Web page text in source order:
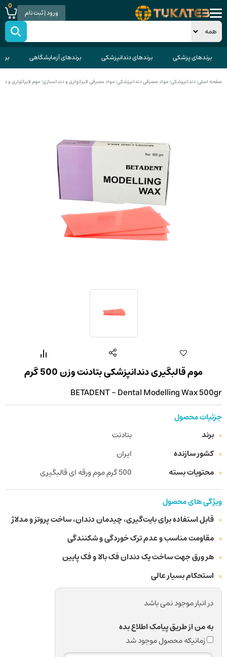
ورود | ثبت نام
0
برندهای پزشکی برندهای دندانپزشکی برندهای آزمایشگاهی
صفحه اصلی>دندانپزشکی>مواد مصرفی دندانپزشکی>مواد مصرفی لابراتواری و دندانسازی>موم لابراتواری و
موم قالبگیری دندانپزشکی بتادنت وزن 500 گرم
BETADENT - Dental Modelling Wax 500gr
جزئیات محصول
برند
بتادنت
کشور سازنده
ایران
محتویات بسته
500 گرم موم ورقه ای قالبگیری
ویژگی های محصول
قابل استفاده برای بایت‌گیری، چیدمان دندان، ساخت پروتز و مدلاژ
مقاومت مناسب و عدم ترک خوردگی و شکنندگی
هر ورق جهت ساخت یک دندان فک بالا و فک پایین
استحکام بسیار عالی
در انبار موجود نمی باشد
به من از طریق پیامک اطلاع بده
زمانیکه محصول موجود شد